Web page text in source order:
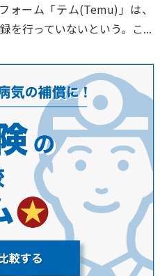
ォーム「テム(Temu)」は、
を行っていないという。こ...